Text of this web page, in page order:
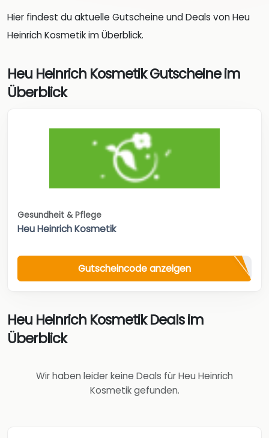
Hier findest du aktuelle Gutscheine und Deals von Heu
Heinrich Kosmetik im Überblick.
Heu Heinrich Kosmetik Gutscheine im
Überblick
Gesundheit & Pflege
Heu Heinrich Kosmetik
Gutscheincode anzeigen
Heu Heinrich Kosmetik Deals im
Überblick
Wir haben leider keine Deals für Heu Heinrich
Kosmetik gefunden.